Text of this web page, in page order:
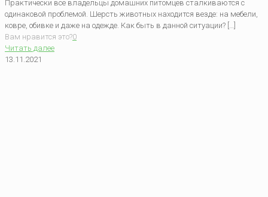
Практически все владельцы домашних питомцев сталкиваются с
одинаковой проблемой. Шерсть животных находится везде: на мебели,
ковре, обивке и даже на одежде. Как быть в данной ситуации? […]
Вам нравится это?0
Читать далее
13.11.2021